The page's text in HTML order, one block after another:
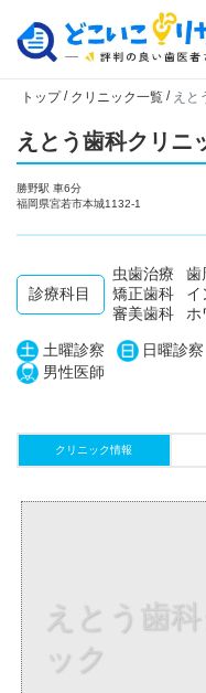
トップ/ クリニック一覧 / えと
えとう歯科クリニ
勝野駅 車6分
福岡県宮若市本城1132-1
診療科目
虫歯治療 歯
矯正歯科
イ
審美歯科
ホ
土曜診察 日曜診察
男性医師
クリニック情報
えとう歯
ック